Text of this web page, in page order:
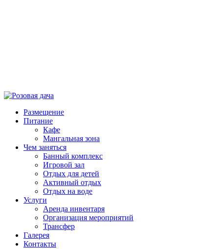
Размещение
Питание
Кафе
Мангальная зона
Чем заняться
Банный комплекс
Игровой зал
Отдых для детей
Активный отдых
Отдых на воде
Услуги
Аренда инвентаря
Организация мероприятий
Трансфер
Галерея
Контакты